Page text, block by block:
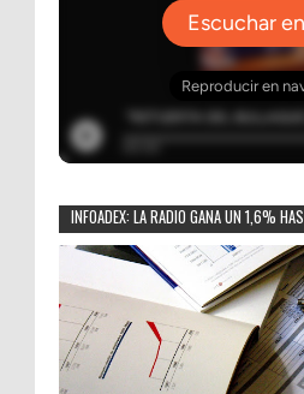
INFOADEX: LA RADIO GANA UN 1,6%